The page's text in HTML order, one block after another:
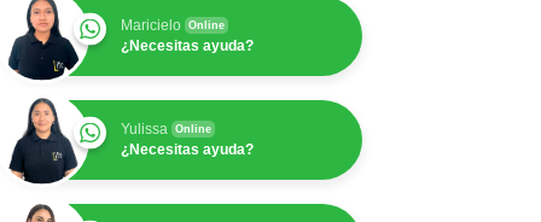
Maricielo Online
¿Necesitas ayuda?
Yulissa Online
¿Necesitas ayuda?